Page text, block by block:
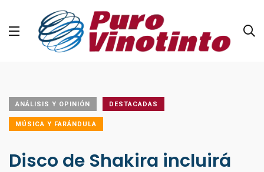
ANÁLISIS Y OPINIÓN DESTACADAS
MÚSICA Y FARÁNDULA
Disco de Shakira incluirá